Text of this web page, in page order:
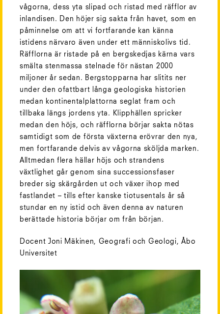
vågorna, dess yta slipad och ristad med räfflor av
inlandisen. Den höjer sig sakta från havet, som en
påminnelse om att vi fortfarande kan känna
istidens närvaro även under ett människolivs tid.
Räfflorna är ristade på en bergskedjas kärna vars
smälta stenmassa stelnade för nästan 2000
miljoner år sedan. Bergstopparna har slitits ner
under den ofattbart långa geologiska historien
medan kontinentalplattorna seglat fram och
tillbaka längs jordens yta. Klipphällen spricker
medan den höjs, och räfflorna börjar sakta nötas
samtidigt som de första växterna erövrar den nya,
men fortfarande delvis av vågorna sköljda marken.
Alltmedan flera hällar höjs och strandens
växtlighet går genom sina successionsfaser
breder sig skärgården ut och växer ihop med
fastlandet – tills efter kanske tiotusentals år så
stundar en ny istid och även denna av naturen
berättade historia börjar om från början.
Docent Joni Mäkinen, Geografi och Geologi, Åbo
Universitet